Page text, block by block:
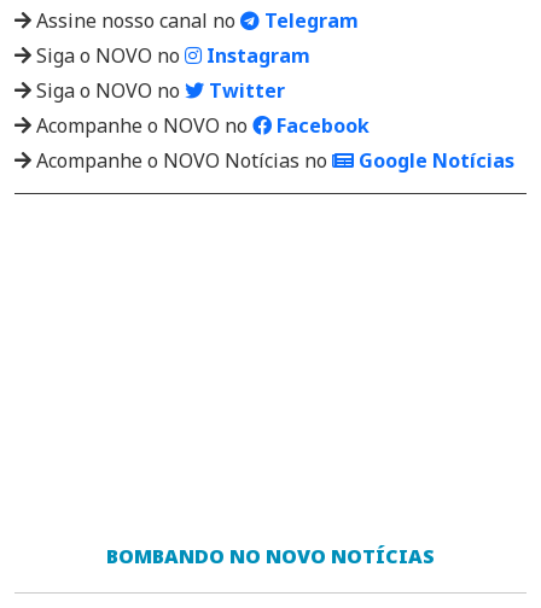
Assine nosso canal no
Telegram
Siga o NOVO no
Instagram
Siga o NOVO no
Twitter
Acompanhe o NOVO no
Facebook
Acompanhe o NOVO Notícias no
Google Notícias
BOMBANDO NO NOVO NOTÍCIAS